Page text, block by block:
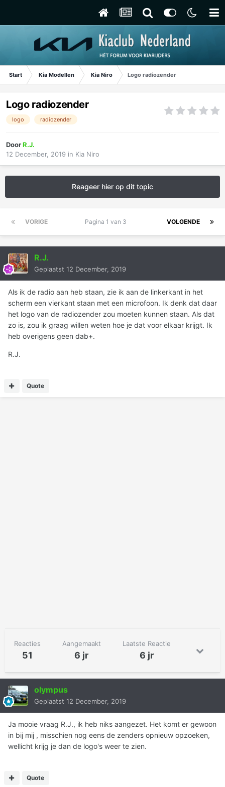
Start Kia Modellen Kia Niro Logo radiozender
Logo radiozender
logo radiozender
DoorR.J.
12 December, 2019 in Kia Niro
Reageer hier op dit topic
VORIGE VOLGENDE
Pagina 1 van 3
R.J.
Geplaatst 12 December, 2019
Als ik de radio aan heb staan, zie ik aan de linkerkant in het
scherm een vierkant staan met een microfoon. Ik denk dat daar
het logo van de radiozender zou moeten kunnen staan. Als dat
zo is, zou ik graag willen weten hoe je dat voor elkaar krijgt. Ik
heb overigens geen dab+.
R.J.
Quote
Reacties
51
Aangemaakt
6 jr
Laatste Reactie
6 jr
olympus
Geplaatst 12 December, 2019
Ja mooie vraag R.J., ik heb niks aangezet. Het komt er gewoon
in bij mij , misschien nog eens de zenders opnieuw opzoeken,
wellicht krijg je dan de logo's weer te zien.
Quote